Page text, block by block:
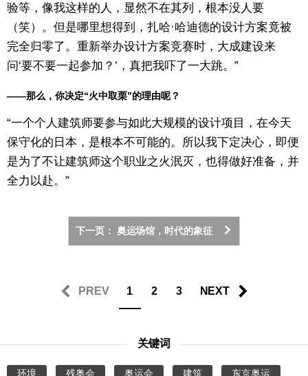
验等，像我这样的人，显然不在其列，根本没人要
（笑）。但是哪里想得到，扎哈·哈迪德的设计方案竟被
完全归零了。重新举办设计方案竞赛时，大成建设来
问‘要不要一起参加？’，真把我吓了一大跳。”
——那么，你决定“火中取栗”的理由呢？
“一个个人建筑师要参与如此大规模的设计项目，在今天
保守化的日本，是根本不可能的。所以我下定决心，即便
是为了不让建筑师这个职业之火泯灭，也得做好准备，并
全力以赴。”
下一页： 奥运场馆，时代的象征
PREV 1 2 3 NEXT
关键词
环境 残奥会 奥运会 建筑 东京奥运